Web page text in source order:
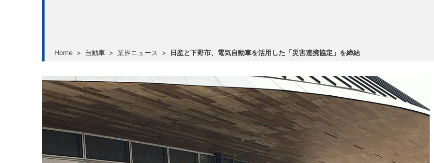
Home > 自動車 > 業界ニュース > 日産と下野市、電気自動車を活用した「災害連携協定」を締結